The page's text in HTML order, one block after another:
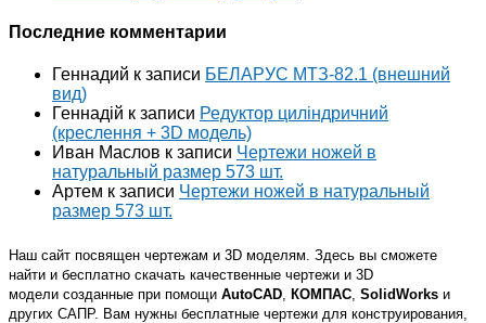
Последние комментарии
Геннадий к записи БЕЛАРУС МТЗ-82.1 (внешний
вид)
Геннадій к записи Редуктор циліндричний
(креслення + 3D модель)
Иван Маслов к записи Чертежи ножей в
натуральный размер 573 шт.
Артем к записи Чертежи ножей в натуральный
размер 573 шт.
Наш сайт посвящен чертежам и 3D моделям. Здесь вы сможете
найти и бесплатно скачать качественные чертежи и 3D
модели созданные при помощи AutoCAD КОМПАС SolidWorks и
других САПР. Вам нужны бесплатные чертежи для конструирования,